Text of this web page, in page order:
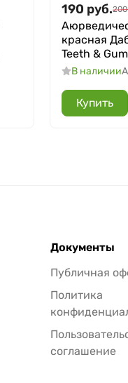
190 руб.200
красная
Teeth &
В наличии
Купить
Документы
Публичная
Политика
соглашение